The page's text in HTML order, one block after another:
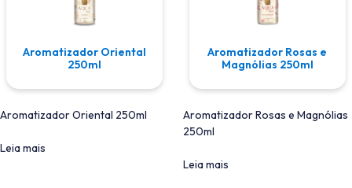
Aromatizador Oriental
250ml
Aromatizador Oriental 250ml
Leia mais
Aromatizador Rosas e
Magnólias 250ml
Aromatizador Rosas e Magnólias
250ml
Leia mais